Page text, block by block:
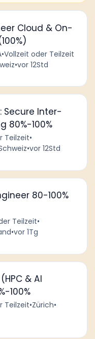
Cloud & On-
•Vollzeit oder Teilzeit
•vor 12Std
Secure Inter-
80%-100%
Teilzeit•
•vor 12Std
80-100%
Teilzeit•
•vor 1Tg
& AI
100%
Teilzeit•Zürich•